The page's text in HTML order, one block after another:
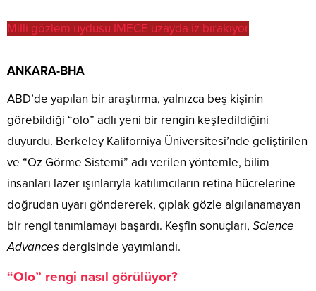
Milli gözlem uydusu İMECE uzayda iz bırakıyor
ANKARA-BHA
ABD’de yapılan bir araştırma, yalnızca beş kişinin
görebildiği “olo” adlı yeni bir rengin keşfedildiğini
duyurdu. Berkeley Kaliforniya Üniversitesi’nde geliştirilen
ve “Oz Görme Sistemi” adı verilen yöntemle, bilim
insanları lazer ışınlarıyla katılımcıların retina hücrelerine
doğrudan uyarı göndererek, çıplak gözle algılanamayan
bir rengi tanımlamayı başardı. Keşfin sonuçları, Science
Advancesdergisinde yayımlandı.
“Olo” rengi nasıl görülüyor?